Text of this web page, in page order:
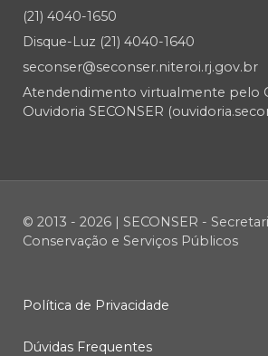
(21) 4040-1650
Disque-Luz (21) 4040-1640
seconser@seconser.niteroi.rj.gov.br
Atendendimento virtualmente pelo
Ouvidoria SECONSER
© 2013 - 2026 | SECONSER -
Conservação e Serviços Públicos
Política de Privacidade
Dúvidas Frequentes